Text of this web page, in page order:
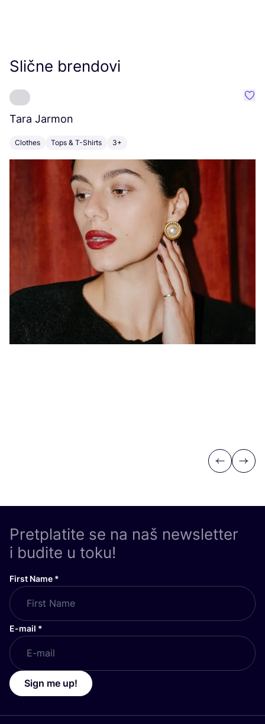
Slične brendovi
Tara Jarmon
Clothes Tops & T-Shirts 3+
Previous
Next
Pretplatite se na naš newsletter
i budite u toku!
First Name *
E-mail *
Sign me up!